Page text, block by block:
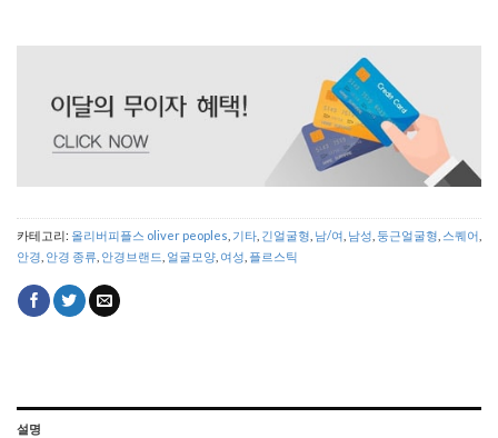
카테고리: 올리버피플스 oliver peoples 기타 긴얼굴형 남/여 남성 둥근얼굴형 스퀘어
안경 안경 종류 안경브랜드 얼굴모양 여성 플르스틱
설명